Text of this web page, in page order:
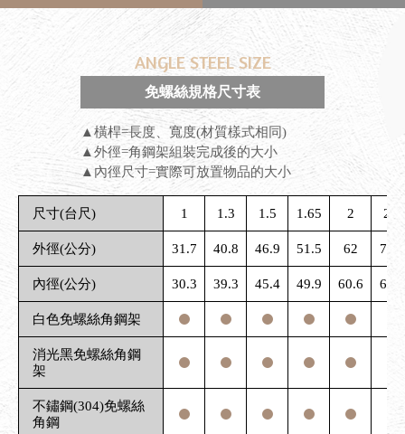
ANGLE STEEL SIZE
免螺絲規格尺寸表
▲橫桿=長度、寬度(材質樣式相同)
▲外徑=角鋼架組裝完成後的大小
▲內徑尺寸=實際可放置物品的大小
尺寸(台尺) 1 1.3 1.5 1.65 2 2.3
外徑(公分) 31.7 40.8 46.9 51.5 62 71.5
內徑(公分) 30.3 39.3 45.4 49.9 60.6 69.6
白色免螺絲角鋼架
消光黑免螺絲角鋼
架
不鏽鋼(304)免螺絲
角鋼